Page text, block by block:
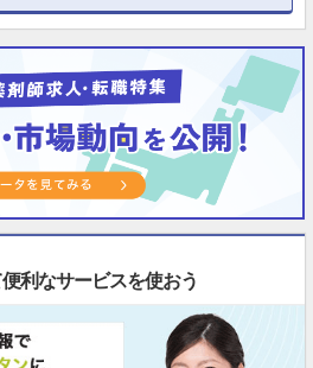
利なサービスを使おう